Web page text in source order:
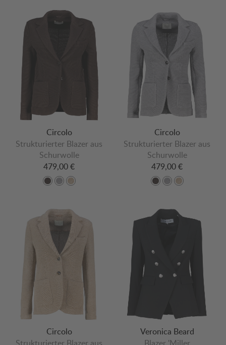
Circolo
Strukturierter Blazer aus
Schurwolle
479,00 €
Circolo
Strukturierter Blazer aus
Schurwolle
479,00 €
Circolo
Veronica Beard